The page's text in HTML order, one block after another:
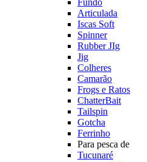
Fundo
Articulada
Iscas Soft
Spinner
Rubber JIg
Jig
Colheres
Camarão
Frogs e Ratos
ChatterBait
Tailspin
Gotcha
Ferrinho
Para pesca de
Tucunaré